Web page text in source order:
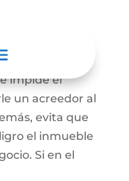
de la
impide el
un acreedor al
evita que
el inmueble
Si en el